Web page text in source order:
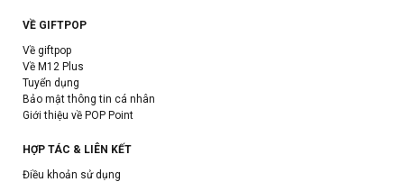
VỀ GIFTPOP
Về giftpop
Về M12 Plus
Tuyển dụng
Bảo mật thông tin cá nhân
Giới thiệu về POP Point
HỢP TÁC & LIÊN KẾT
Điều khoản sử dụng